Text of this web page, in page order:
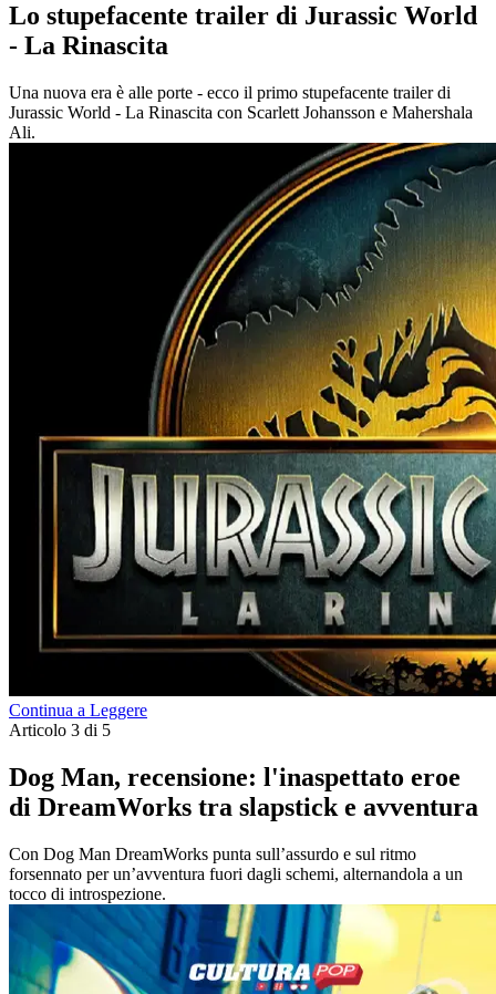
Lo stupefacente trailer di Jurassic World
- La Rinascita
Una nuova era è alle porte - ecco il primo stupefacente trailer di
Jurassic World - La Rinascita con Scarlett Johansson e Mahershala
Ali.
Continua a Leggere
Articolo 3 di 5
Dog Man, recensione: l'inaspettato eroe
di DreamWorks tra slapstick e avventura
Con Dog Man DreamWorks punta sull’assurdo e sul ritmo
forsennato per un’avventura fuori dagli schemi, alternandola a un
tocco di introspezione.